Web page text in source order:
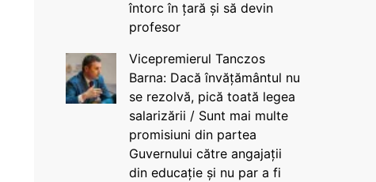
întorc în țară și să devin
profesor
Vicepremierul Tanczos
Barna: Dacă învățământul nu
se rezolvă, pică toată legea
salarizării / Sunt mai multe
promisiuni din partea
Guvernului către angajații
din educație și nu par a fi